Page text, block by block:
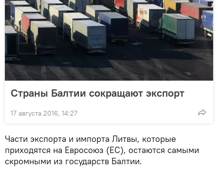
Страны Балтии сокращают экспорт
17 августа 2016, 14:27
Части экспорта и импорта Литвы, которые
приходятся на Евросоюз (ЕС), остаются самыми
скромными из государств Балтии.